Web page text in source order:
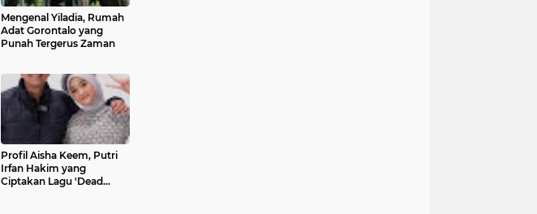
Mengenal Yiladia, Rumah
Adat Gorontalo yang
Punah Tergerus Zaman
Profil Aisha Keem, Putri
Irfan Hakim yang
Ciptakan Lagu 'Dead